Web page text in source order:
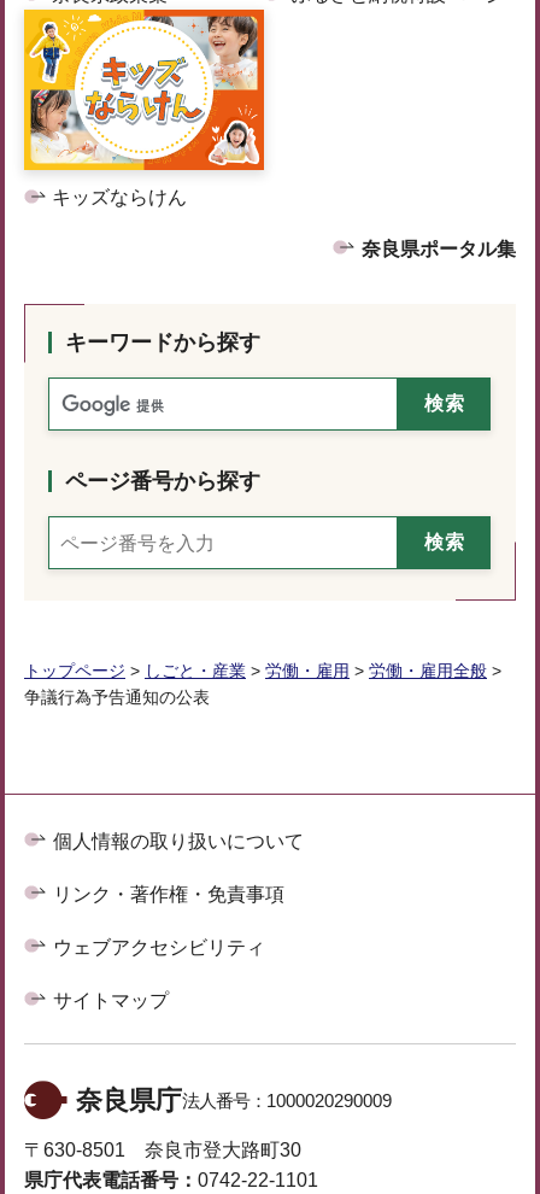
キッズならけん
奈良県ポータル集
キーワードから探す
ページ番号から探す
トップページ > しごと・産業 > 労働・雇用 > 労働・雇用全般 >
争議行為予告通知の公表
個人情報の取り扱いについて
リンク・著作権・免責事項
ウェブアクセシビリティ
サイトマップ
奈良県庁法人番号： 1000020290009
〒630-8501 奈良市登大路町30
県庁代表電話番号： 0742-22-1101